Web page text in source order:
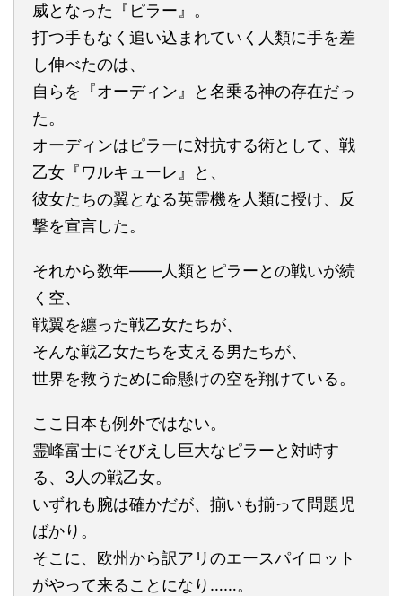
威となった『ピラー』。
打つ手もなく追い込まれていく人類に手を差
し伸べたのは、
自らを『オーディン』と名乗る神の存在だっ
た。
オーディンはピラーに対抗する術として、戦
乙女『ワルキューレ』と、
彼女たちの翼となる英霊機を人類に授け、反
撃を宣言した。
それから数年――人類とピラーとの戦いが続
く空、
戦翼を纏った戦乙女たちが、
そんな戦乙女たちを支える男たちが、
世界を救うために命懸けの空を翔けている。
ここ日本も例外ではない。
霊峰富士にそびえし巨大なピラーと対峙す
る、3人の戦乙女。
いずれも腕は確かだが、揃いも揃って問題児
ばかり。
そこに、欧州から訳アリのエースパイロット
がやって来ることになり……。